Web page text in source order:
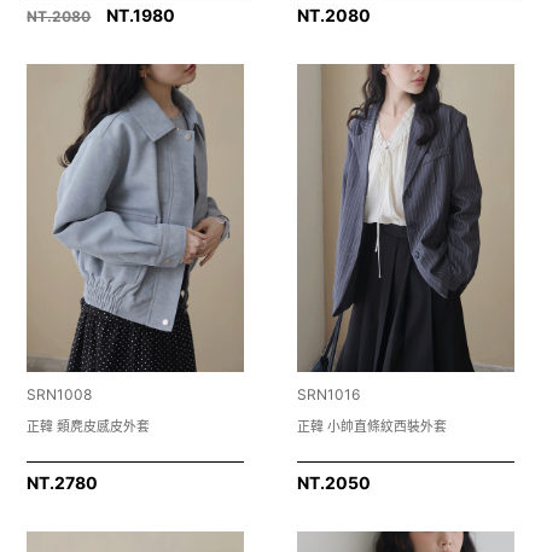
NT.2080 NT.1980 NT.2080
SRN1008
正韓 類麂皮感皮外套
NT.2780
SRN1016
正韓 小帥直條紋西裝外套
NT.2050